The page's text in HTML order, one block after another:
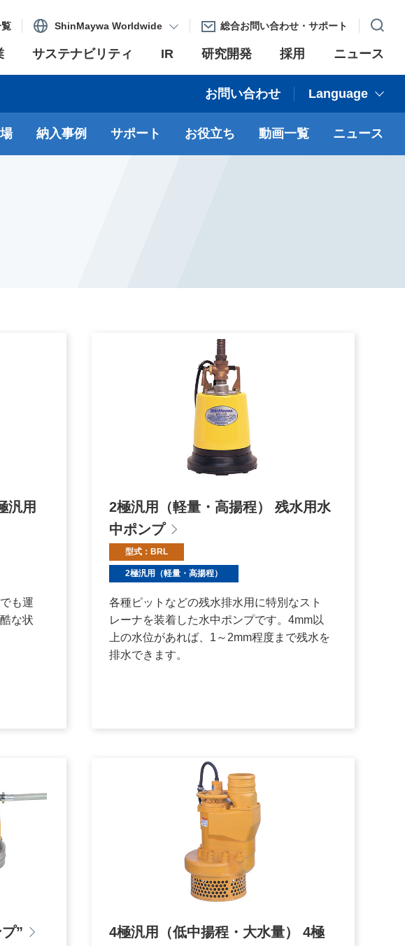
サステナビリティ IR 研究開発 採用 ニュース
ShinMaywa Worldwide 総合お問い合わせ・サポート
お問い合わせ Language
納入事例 サポート お役立ち 動画一覧 ニュース
汎用
も運
な状
2極汎用（軽量・高揚程） 残水用水
中ポンプ
型式：BRL
2極汎用（軽量・高揚程）
各種ピットなどの残水排水用に特別なスト
レーナを装着した水中ポンプです。4mm以
上の水位があれば、1～2mm程度まで残水を
排水できます。
”
4極汎用（低中揚程・大水量） 4極